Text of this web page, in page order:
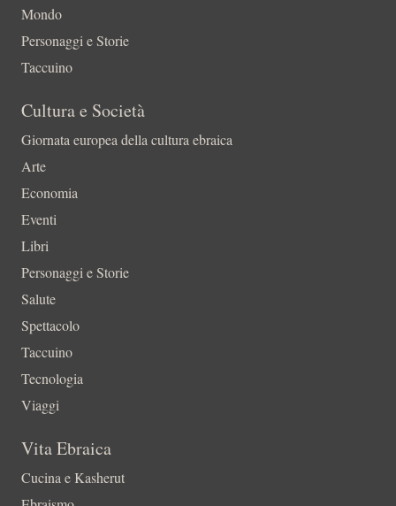
Mondo
Personaggi e Storie
Taccuino
Cultura e Società
Giornata europea della cultura ebraica
Arte
Economia
Eventi
Libri
Personaggi e Storie
Salute
Spettacolo
Taccuino
Tecnologia
Viaggi
Vita Ebraica
Cucina e Kasherut